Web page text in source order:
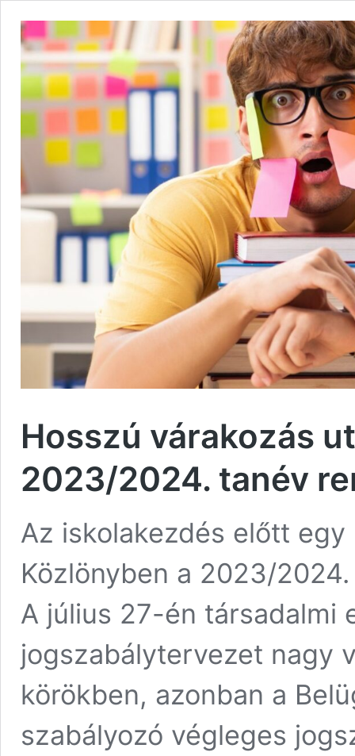
Hosszú várakozás
2023/2024. tanév
Az iskolakezdés előtt
Közlönyben a 2023/
A július 27-én társadalmi
jogszabálytervezet nagy
körökben, azonban a
szabályozó végleges